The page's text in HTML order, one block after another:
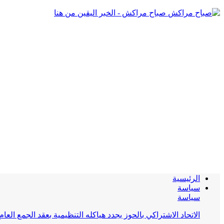
صباح مراكش - الخبر اليقين من هنا
الرئيسية
سياسة
سياسة
الاتحاد الاشتراكي بالحوز يجدد هياكله التنظيمية بعقد الجمع